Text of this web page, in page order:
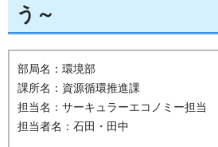
う～
部局名：環境部
課所名：資源循環推進課
担当名：サーキュラーエコノミー担当
担当者名：石田・田中